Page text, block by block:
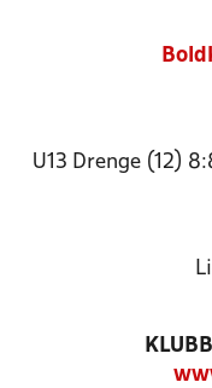
U13 Drenge (12)